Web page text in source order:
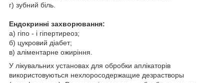
г) зубний біль.
Ендокринні захворювання:
а) гіпо - і гіпертиреоз;
б) цукровий діабет;
в) аліментарне ожиріння.
У лікувальних установах для обробки аплікаторів
використовуються нехлоросодержащие дезрастворы